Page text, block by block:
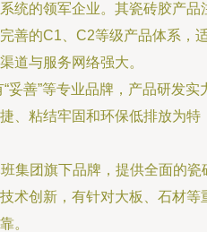
统的领军企业。其瓷砖胶产品
善的C1、C2等级产品体系，
道与服务网络强大。
“妥善”等专业品牌，产品研发实
、粘结牢固和环保低排放为特
班集团旗下品牌，提供全面的瓷
术创新，有针对大板、石材等
。